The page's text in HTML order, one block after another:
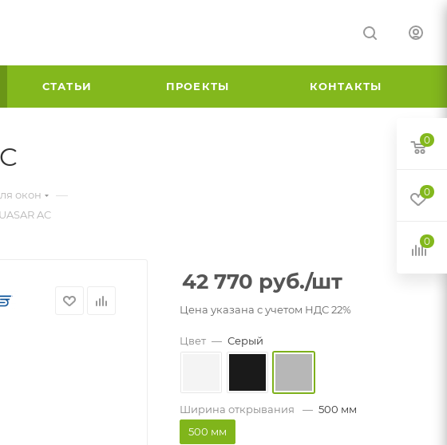
СТАТЬИ ПРОЕКТЫ КОНТАКТЫ
окон —
AC
42 770 руб./шт
Цена указана с учетом НДС 22%
Цвет — Серый
Ширина открывания — 500 мм
500 мм
0
0
0